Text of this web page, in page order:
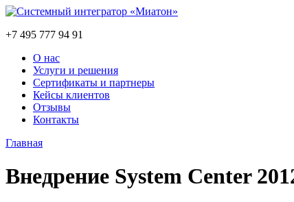
+7 495 777 94 91
О нас
Услуги и решения
Сертификаты и партнеры
Кейсы клиентов
Отзывы
Контакты
Главная
Внедрение System Center